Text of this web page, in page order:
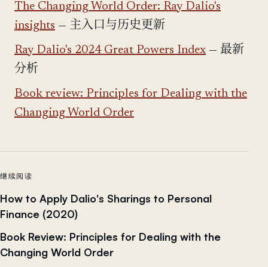
The Changing World Order: Ray Dalio's
insights — 主入口与历史更新
Ray Dalio's 2024 Great Powers Index — 最新
分析
Book review: Principles for Dealing with the
Changing World Order
继续阅读
How to Apply Dalio's Sharings to Personal
Finance (2020)
Book Review: Principles for Dealing with the
Changing World Order